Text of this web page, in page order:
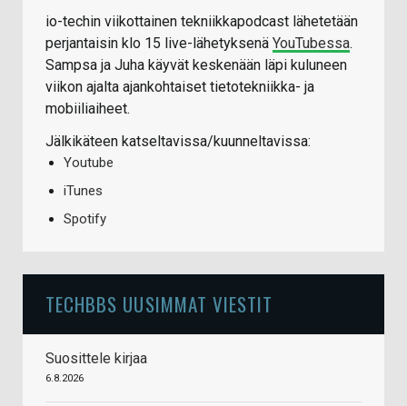
io-techin viikottainen tekniikkapodcast lähetetään
perjantaisin klo 15 live-lähetyksenä YouTubessa.
Sampsa ja Juha käyvät keskenään läpi kuluneen
viikon ajalta ajankohtaiset tietotekniikka- ja
mobiiliaiheet.
Jälkikäteen katseltavissa/kuunneltavissa:
Youtube
iTunes
Spotify
TECHBBS UUSIMMAT VIESTIT
Suosittele kirjaa
6.8.2026